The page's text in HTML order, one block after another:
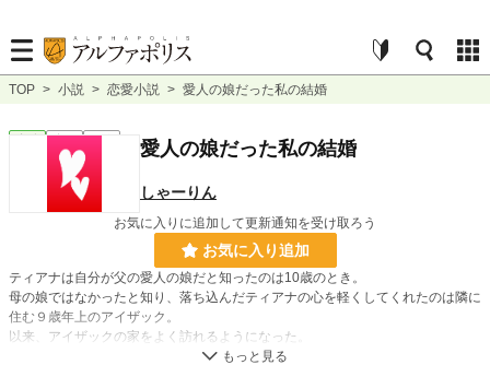
TOP > 小説 > 恋愛小説 > 愛人の娘だった私の結婚
完結 短編 愛人の娘だった私の結婚
しゃーりん
お気に入りに追加して更新通知を受け取ろう
お気に入り追加
ティアナは自分が父の愛人の娘だと知ったのは10歳のとき。
母の娘ではなかったと知り、落ち込んだティアナの心を軽くしてくれたのは隣に
住む９歳年上のアイザック。
以来、アイザックの家をよく訪れるようになった。
アイザックが結婚した相手フルールと二人の子供ルークとも仲良くなるがフルー